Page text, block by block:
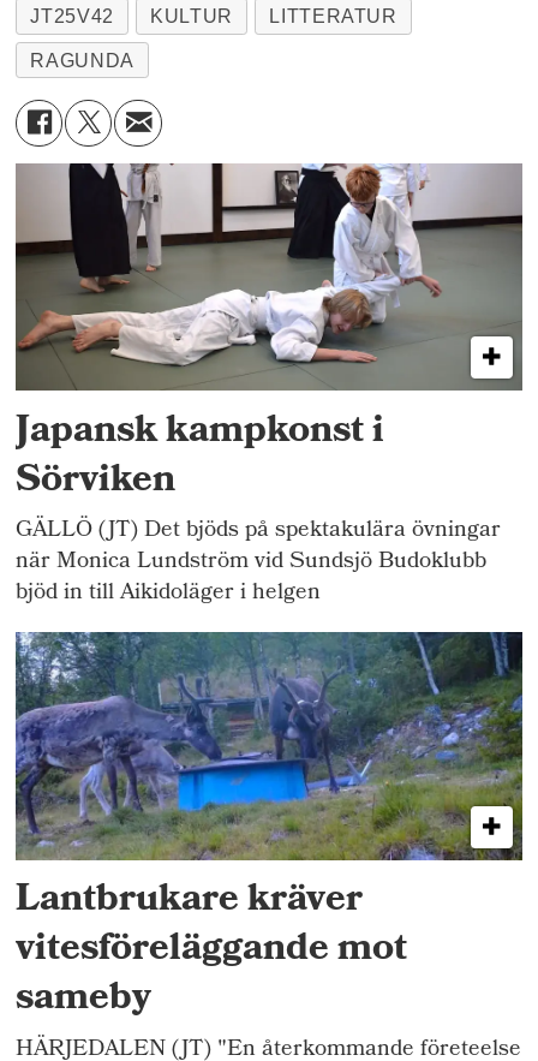
JT25V42 KULTUR LITTERATUR
RAGUNDA
Japansk kampkonst i
Sörviken
GÄLLÖ (JT) Det bjöds på spektakulära övningar
när Monica Lundström vid Sundsjö Budoklubb
bjöd in till Aikidoläger i helgen
Lantbrukare kräver
vitesföreläggande mot
sameby
HÄRJEDALEN (JT) "En återkommande företeelse